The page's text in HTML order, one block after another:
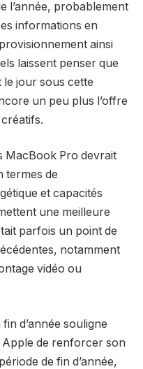
l’année, probablement
informations en
ainsi
laissent penser que
jour sous cette
un peu plus l’offre
MacBook Pro devrait
termes de
et capacités
une meilleure
parfois un point de
notamment
vidéo ou
d’année souligne
Apple de renforcer son
de fin d’année,